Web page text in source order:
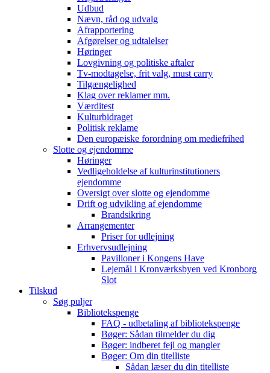
Udbud
Nævn, råd og udvalg
Afrapportering
Afgørelser og udtalelser
Høringer
Lovgivning og politiske aftaler
Tv-modtagelse, frit valg, must carry
Tilgængelighed
Klag over reklamer mm.
Værditest
Kulturbidraget
Politisk reklame
Den europæiske forordning om mediefrihed
Slotte og ejendomme
Høringer
Vedligeholdelse af kulturinstitutioners
ejendomme
Oversigt over slotte og ejendomme
Drift og udvikling af ejendomme
Brandsikring
Arrangementer
Priser for udlejning
Erhvervsudlejning
Pavilloner i Kongens Have
Lejemål i Kronværksbyen ved Kronborg
Slot
Tilskud
Søg puljer
Bibliotekspenge
FAQ - udbetaling af bibliotekspenge
Bøger: Sådan tilmelder du dig
Bøger: indberet fejl og mangler
Bøger: Om din titelliste
Sådan læser du din titelliste